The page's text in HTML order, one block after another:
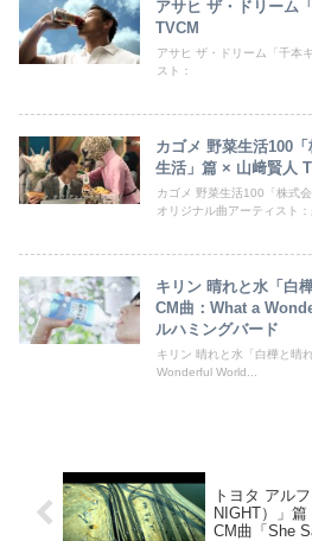
アサヒ ザ・ドリーム
TVCM
アサヒ ザ・ドリーム「千本
スト：
カゴメ 野菜生活100
生活」篇 × 山﨑賢人
カゴメ 野菜生活100「株式
オリジナル曲アーティスト
キリン 晴れと水「白
CM曲：What a
ルハミングバード
キリン 晴れと水「白樺と晴
Wonderful World...
トヨタ アル
NIGHT）」
CM曲「She